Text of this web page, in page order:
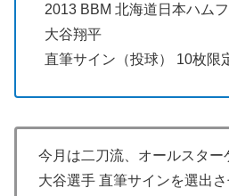
2013 BBM 北海道日本ハム
大谷翔平
直筆サイン（投球） 10枚限
今月は二刀流、オールスター
大谷選手 直筆サインを選出さ